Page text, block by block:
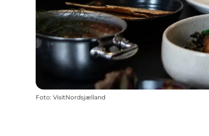
Foto: VisitNordsjælland